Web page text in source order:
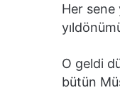
Her sene
O geldi
bütün